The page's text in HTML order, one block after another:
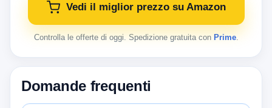
Vedi il miglior prezzo su Amazon
Controlla le offerte di oggi. Spedizione gratuita con Prime.
Domande frequenti